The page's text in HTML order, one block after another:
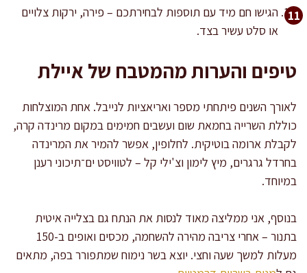
הגישו חם מיד עם תוספות לבחירתכם – פירה, ירקות צלויים
או סלט עשיר בצד.
טיפים והערות מהמטבח של איילת
לאורך השנים פיתחתי מספר ואריאציות לנייבל. אחת המוצלחות
כוללת השרייה בחמאת שום ועשבים חמימים במקום מרינדה קרה,
לקבלת ארומה בוטיקית. לחלופין, אפשר להמיר את המרינדה
בחרדל גרגרים, מיץ לימון וצ'ילי קל – לטוויסט ים־תיכוני רענן
במיוחד.
בנוסף, אני ממליצה מאוד לנסות את הנתח גם בצלייה איטית
בתנור – אחרי צריבה מהירה להשחמה, מכסים ואופים ב-150
מעלות למשך שעה וחצי. יוצא בשר נימוח שמתפורר בפה, מתאים